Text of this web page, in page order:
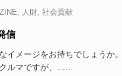
, 人財,社会貢献
信
イメージをお持ちでしょうか。
ルマですが、……